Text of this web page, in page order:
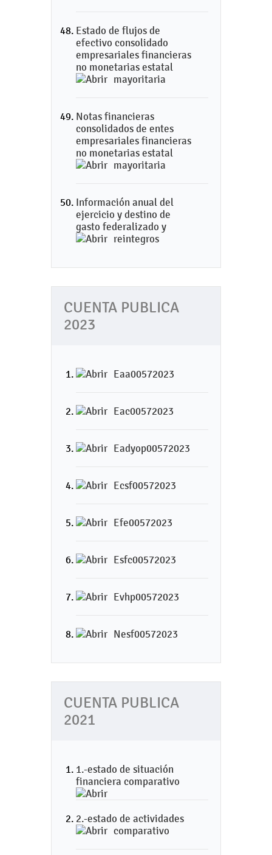
Estado de flujos de
efectivo consolidado
empresariales financieras
no monetarias estatal
mayoritaria
Notas financieras
consolidados de entes
empresariales financieras
no monetarias estatal
mayoritaria
Información anual del
ejercicio y destino de
gasto federalizado y
reintegros
CUENTA PUBLICA
2023
Eaa00572023
Eac00572023
Eadyop00572023
Ecsf00572023
Efe00572023
Esfc00572023
Evhp00572023
Nesf00572023
CUENTA PUBLICA
2021
1.-estado de situación
financiera comparativo
2.-estado de actividades
comparativo